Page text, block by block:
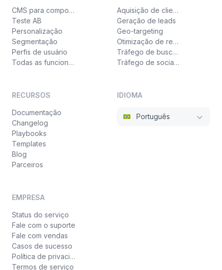
CMS para componentes
Teste AB
Personalização
Segmentação
Perfis de usuário
Todas as funcionalidades
Aquisição de clientes
Geração de leads
Geo-targeting
Otimização de receita
Tráfego de busca paga
Tráfego de social ads
RECURSOS
Documentação
Changelog
Playbooks
Templates
Blog
Parceiros
EMPRESA
Status do serviço
Fale com o suporte
Fale com vendas
Casos de sucesso
Política de privacidade
Termos de serviço
IDIOMA
Português